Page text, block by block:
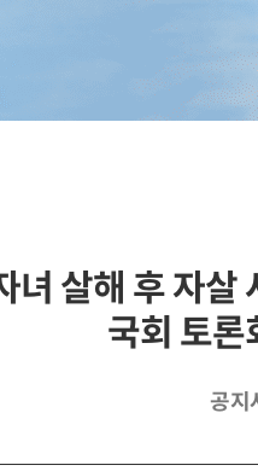
녀 살해 후 자
국회 토론
공지